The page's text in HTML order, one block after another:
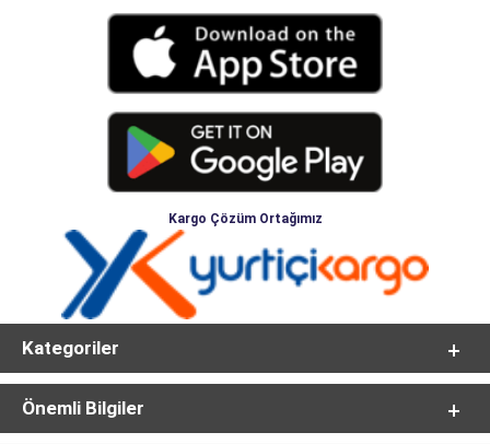
Kargo Çözüm Ortağımız
Kategoriler
Önemli Bilgiler